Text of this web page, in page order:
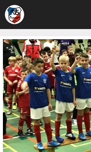
Zum
Inhalt
springen